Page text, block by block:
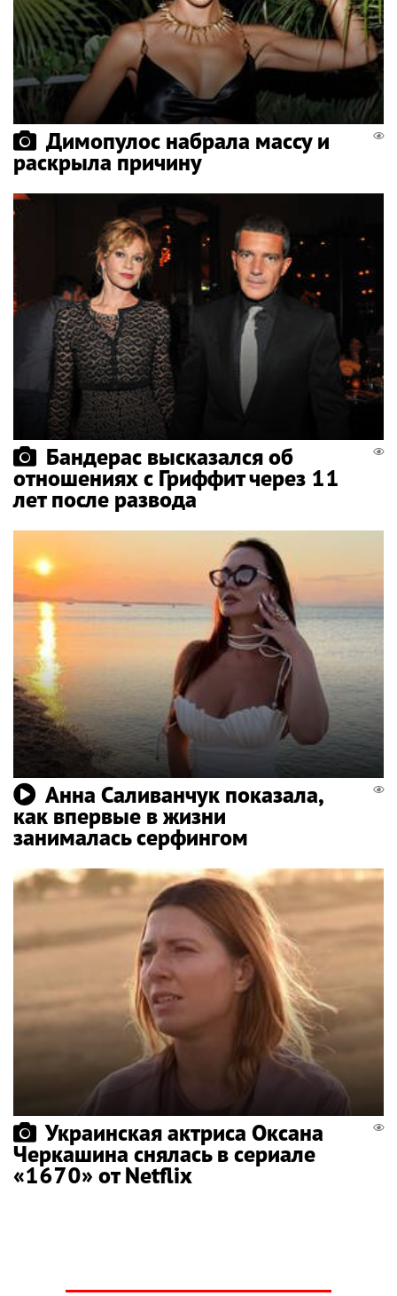
Димопулос набрала массу и
раскрыла причину
Бандерас высказался об
отношениях с Гриффит через 11
лет после развода
Анна Саливанчук показала,
как впервые в жизни
занималась серфингом
Украинская актриса Оксана
Черкашина снялась в сериале
«1670» от Netflix